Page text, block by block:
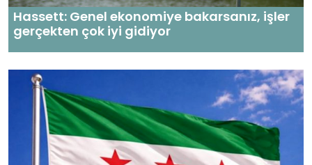
Hassett: Genel ekonomiye bakarsanız, işler
gerçekten çok iyi gidiyor